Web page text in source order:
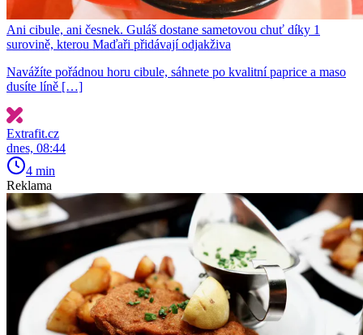
Ani cibule, ani česnek. Guláš dostane sametovou chuť díky 1
surovině, kterou Maďaři přidávají odjakživa
Navážíte pořádnou horu cibule, sáhnete po kvalitní paprice a maso
dusíte líně […]
Extrafit.cz
dnes, 08:44
4 min
Reklama